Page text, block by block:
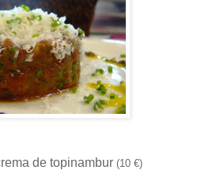
de topinambur (10 €)